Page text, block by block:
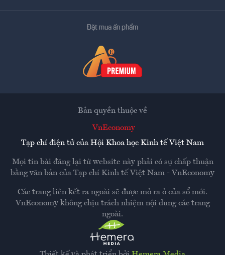
Đặt mua ấn phẩm
Bản quyền thuộc về
VnEconomy
Tạp chí điện tử của Hội Khoa học Kinh tế Việt Nam
Mọi tin bài đăng lại từ website này phải có sự chấp thuận
bằng văn bản của Tạp chí Kinh tế Việt Nam - VnEconomy
Các trang liên kết ra ngoài sẽ được mở ra ở cửa sổ mới.
VnEconomy không chịu trách nhiệm nội dung các trang
ngoài.